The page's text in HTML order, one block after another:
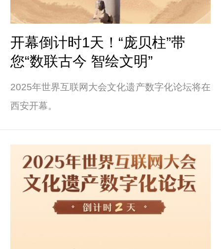
开幕倒计时1天！“庞贝柱”带
您“数联古今 智绘文明”
2025年世界互联网大会文化遗产数字化论坛将在
西安开幕。